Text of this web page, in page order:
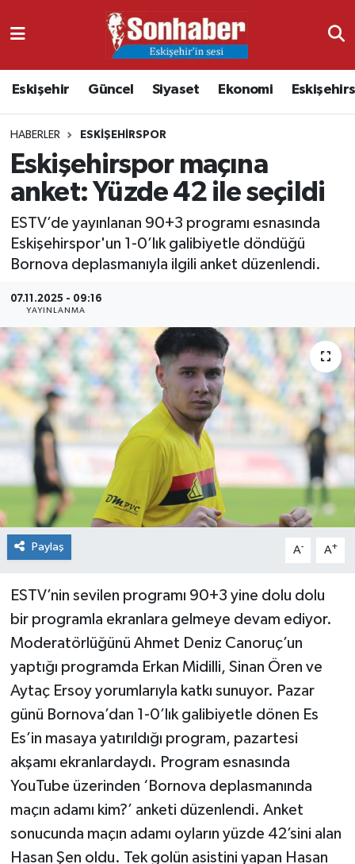
Eskişehir Güncel Siyaset Ekonomi
HABERLER ESKIŞEHIRSPOR
Eskişehirspor maçına
anket: Yüzde 42 ile seçildi
ESTV’de yayınlanan 90+3 programı esnasında
Eskişehirspor'un 1-0’lık galibiyetle döndüğü
Bornova deplasmanıyla ilgili anket düzenlendi.
07.11.2025 - 09:16
YAYINLANMA
Paylaş A- A+
ESTV’nin sevilen programı 90+3 yine dolu dolu
bir programla ekranlara gelmeye devam ediyor.
Moderatörlüğünü Ahmet Deniz Canoruç’un
yaptığı programda Erkan Midilli, Sinan Ören ve
Aytaç Ersoy yorumlarıyla katkı sunuyor. Pazar
günü Bornova’dan 1-0’lık galibiyetle dönen Es
Es’in masaya yatırıldığı program, pazartesi
akşamı ekranlardaydı. Program esnasında
YouTube üzerinden ‘Bornova deplasmanında
maçın adamı kim?’ anketi düzenlendi. Anket
sonucunda maçın adamı oyların yüzde 42’sini alan
Hasan Şen oldu. Tek golün asistini yapan Hasan
Ekonomi
Güncel
Kültür & Sanat
Magazin
Resmi İlanlar
Sağlık
Siyaset
Spor
Nöbetçi Eczaneler
Namaz Vakitleri
Trafik Durumu
Süper Lig Puan Durumu ve Fikstür
Tüm Manşetler
Son Dakika Haberleri
Haber Arşivi